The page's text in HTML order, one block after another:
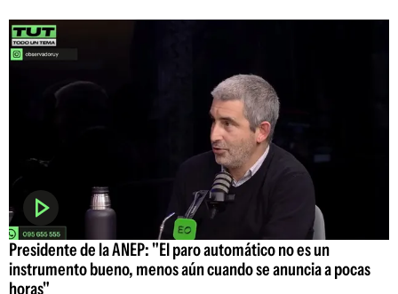
Presidente de la ANEP: "El paro automático no es un
instrumento bueno, menos aún cuando se anuncia a pocas
horas"